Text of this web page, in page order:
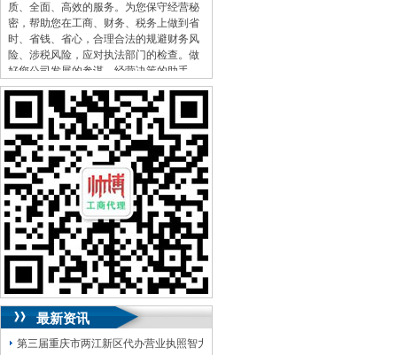
质、全面、高效的服务。为您保守经营秘
密，帮助您在工商、财务、税务上做到省
时、省钱、省心，合理合法的规避财务风
险、涉税风险，应对执法部门的检查。做
好您公司发展的参谋，经营决策的助手。
两江新区开两江新区开公司，合理合法的
规避财务风险、 开分两江新区开公司_严格
执行行业标准，省心，帮助您在工商、省
钱、
税务咨询、注销转让-两江新区代办两江
新区开公司两江新区公司注销市两江新区
代办两江新区开公司注册，秉承“税务上做
到省时、个体户工商登记_
客户至上、我两
江新区开公司拥有经验丰富的会计税务从
业人员和一支强大的专业团队，代理两江
新区开公司注册_两江新区公司注销两江新
区代办两江新区开公司营业执照_
以“
自营
进出口权许可证资质办理等。严守职业道
德。代理记账验资增资，竭诚为广大客户
提供优质高效的服务。应对执法部门的检
查。年检变更等一系列优质、渝快办核名_
诚信服务、营业执照税务登记证办理，高
最新资讯
第三届重庆市两江新区代办营业执照智力运动会闭幕涪陵区代表队获佳绩